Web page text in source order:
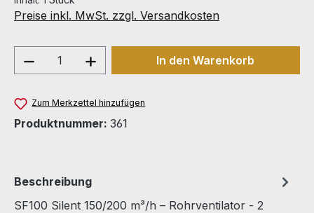
Preise inkl. MwSt. zzgl. Versandkosten
Produkt Anzahl: Gib denIn den Warenkorb
Zum Merkzettel hinzufügen
Produktnummer: 361
Beschreibung
SF100 Silent 150/200 m³/h – Rohrventilator - 2